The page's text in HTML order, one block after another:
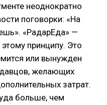
неоднократно
поговорки: «На
«РадарЕда» —
принципу. Это
или вынужден
желающих
затрат.
больше, чем